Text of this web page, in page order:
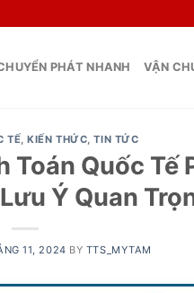
PHÁT NHANH VẬN
TẾ,KIẾN THỨC,TIN TỨC
Quốc Tế
Ý Quan
11, 2024 BY TTS_MYTAM